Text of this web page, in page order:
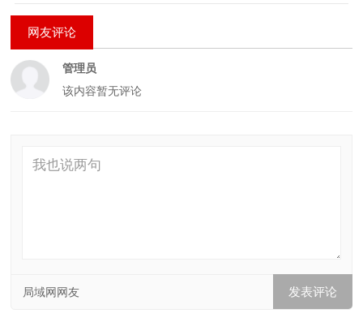
网友评论
管理员
该内容暂无评论
局域网网友